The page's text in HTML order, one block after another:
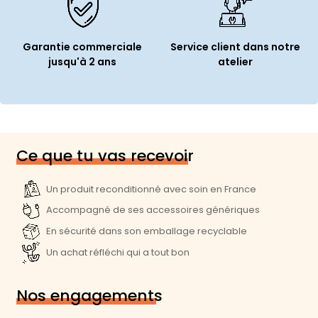
Authentification biométrique :
Touch ID
Connectivité
Génération Wi-Fi : Wi-Fi 5 (802.11ac)
Norme Bluetooth : Bluetooth 5.0
Webcam :
Haut parleur(s) : Stéréo
Dimensions et poids
Garantie commerciale
jusqu'à 2 ans
Service client dans notre
atelier
Ce que tu vas recevoir
Un produit reconditionné avec soin en France
Accompagné de ses accessoires génériques
En sécurité dans son emballage recyclable
Un achat réfléchi qui a tout bon
Nos engagements